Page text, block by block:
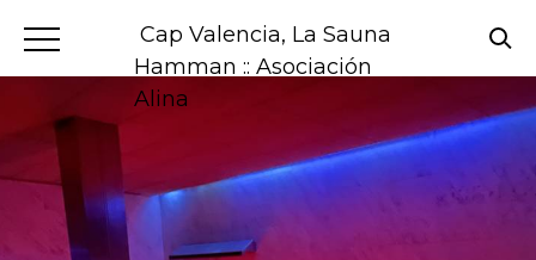
Cap Valencia, La Sauna
Hamman :: Asociación
Alina